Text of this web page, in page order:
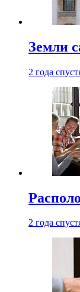
Земли
2 года
2 года